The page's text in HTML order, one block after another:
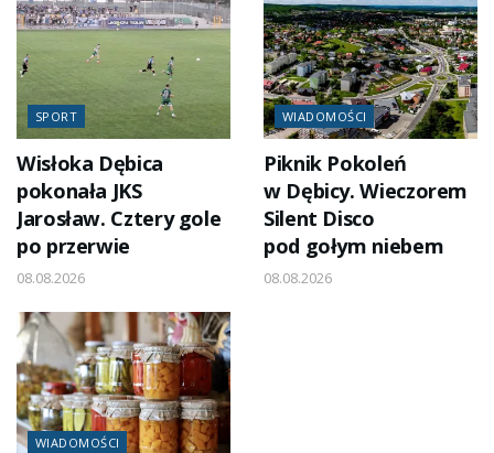
SPORT
Wisłoka Dębica
pokonała JKS
Jarosław. Cztery gole
po przerwie
08.08.2026
WIADOMOŚCI
Piknik Pokoleń
w Dębicy. Wieczorem
Silent Disco
pod gołym niebem
08.08.2026
WIADOMOŚCI